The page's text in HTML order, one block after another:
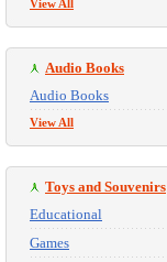
View All
Audio Books
Audio Books
View All
Toys and Souvenirs
Educational
Games